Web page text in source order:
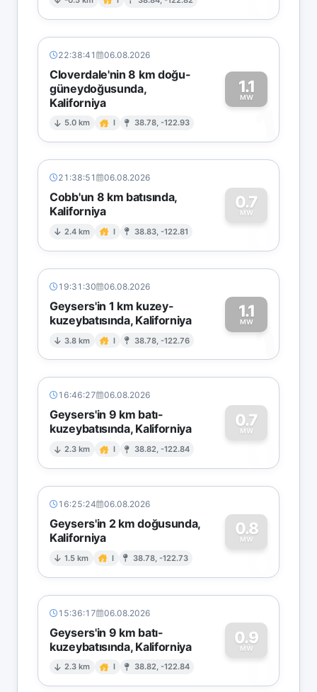
22:38:41 06.08.2026
Cloverdale'nin 8 km doğu-
güneydoğusunda,
Kaliforniya
5.0 km I 38.78, -122.93
1.1
MW
1
21:38:51 06.08.2026
Cobb'un 8 km batısında,
Kaliforniya
2.4 km I 38.83, -122.81
0.7
MW
0
19:31:30 06.08.2026
Geysers'in 1 km kuzey-
kuzeybatısında, Kaliforniya
3.8 km I 38.78, -122.76
1.1
MW1
16:46:27 06.08.2026
Geysers'in 9 km batı-
kuzeybatısında, Kaliforniya
2.3 km I 38.82, -122.84
0.7
MW
0
16:25:24 06.08.2026
Geysers'in 2 km doğusunda,
Kaliforniya
1.5 km I 38.78, -122.73
0.8
MW
0
15:36:17 06.08.2026
Geysers'in 9 km batı-
kuzeybatısında, Kaliforniya
2.3 km I 38.82, -122.84
0.9
MW
0